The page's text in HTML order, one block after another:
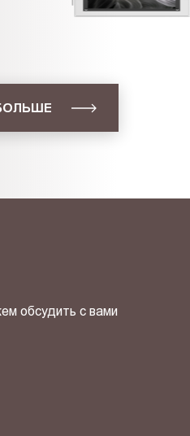
обсудить с вами